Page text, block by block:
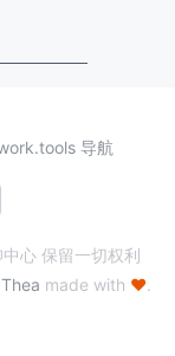
导航
心 保留一切权利
Thea made with ♥.